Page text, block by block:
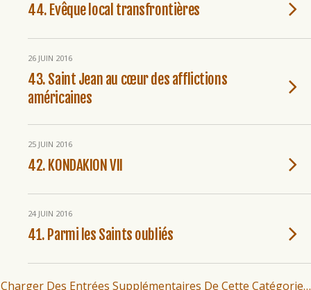
44. Evêque local transfrontières
26 JUIN 2016
43. Saint Jean au cœur des afflictions
américaines
25 JUIN 2016
42. KONDAKION VII
24 JUIN 2016
41. Parmi les Saints oubliés
Charger Des Entrées Supplémentaires De Cette Catégorie…